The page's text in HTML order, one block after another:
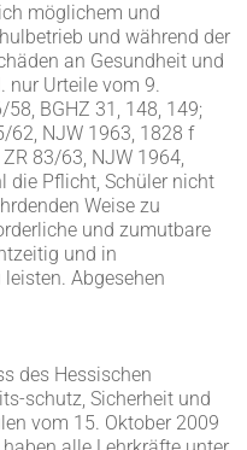
möglichem und
und während der
an Gesundheit und
nur Urteile vom 9.
BGHZ 31, 148, 149;
62, NJW 1963, 1828 f
83/63, NJW 1964,
die Pflicht, Schüler nicht
Weise zu
und zumutbare
und in
Abgesehen
des Hessischen
schutz, Sicherheit und
vom 15. Oktober 2009